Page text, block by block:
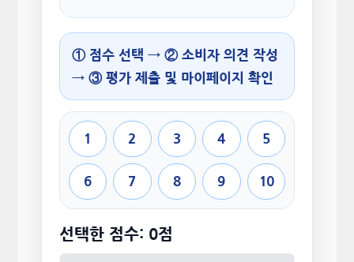
① 점수 선택 → ② 소비자 의견 작성
→ ③ 평가 제출 및 마이페이지 확인
1 2 3 4 5
6 7 8 9 10
선택한 점수: 0점